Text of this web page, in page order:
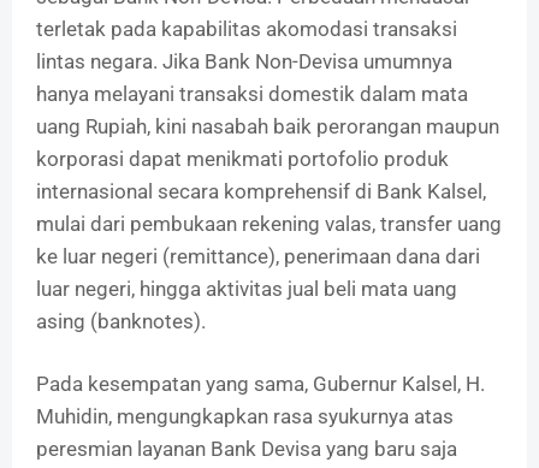
terletak pada kapabilitas akomodasi transaksi
lintas negara. Jika Bank Non-Devisa umumnya
hanya melayani transaksi domestik dalam mata
uang Rupiah, kini nasabah baik perorangan maupun
korporasi dapat menikmati portofolio produk
internasional secara komprehensif di Bank Kalsel,
mulai dari pembukaan rekening valas, transfer uang
ke luar negeri (remittance), penerimaan dana dari
luar negeri, hingga aktivitas jual beli mata uang
asing (banknotes).
Pada kesempatan yang sama, Gubernur Kalsel, H.
Muhidin, mengungkapkan rasa syukurnya atas
peresmian layanan Bank Devisa yang baru saja